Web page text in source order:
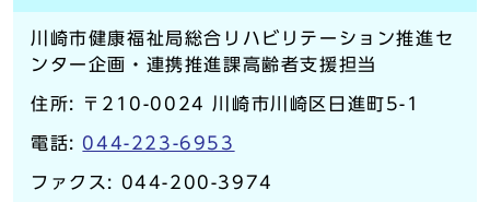
川崎市健康福祉局総合リハビリテーション推進セ
ンター企画・連携推進課高齢者支援担当
住所: 〒210-0024 川崎市川崎区日進町5-1
電話: 044-223-6953
ファクス: 044-200-3974